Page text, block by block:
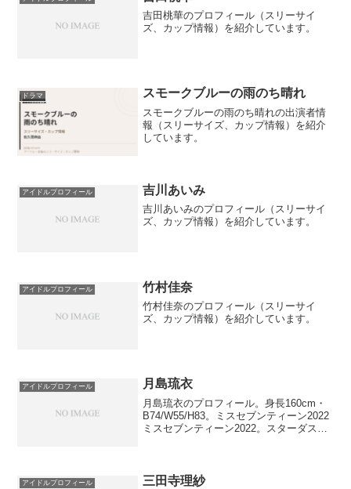
吉田桃華のプロフィール（スリーサイ
ズ、カップ情報）を紹介しています。
ドラマ スモークブルーの雨のち晴れ
スモークブルーの雨のち晴れの出演者情
報（スリーサイズ、カップ情報）を紹介
しています。
アイドルプロフィール 吉川あいみ
吉川あいみのプロフィール（スリーサイ
ズ、カップ情報）を紹介しています。
アイドルプロフィール 竹村佳奈
竹村佳奈のプロフィール（スリーサイ
ズ、カップ情報）を紹介しています。
アイドルプロフィール 月島琉衣
月島琉衣のプロフィール。身長160cm・
B74/W55/H83。ミスセブンティーン2022
ミスセブンティーン2022。スターダスト
アイドルプロフィール 三田寺理紗